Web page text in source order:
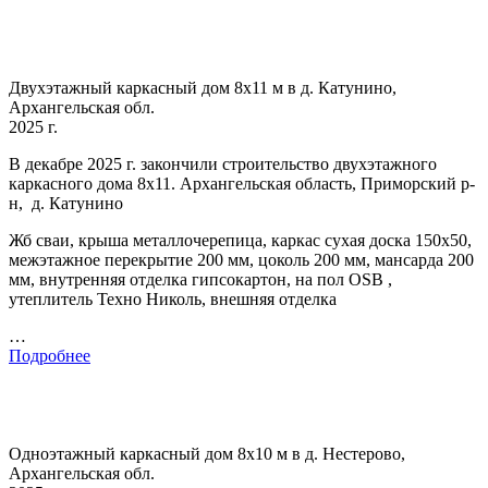
Двухэтажный каркасный дом 8х11 м в д. Катунино,
Архангельская обл.
2025 г.
В декабре 2025 г. закончили строительство двухэтажного
каркасного дома 8х11. Архангельская область, Приморский р-
н, д. Катунино
Жб сваи, крыша металлочерепица, каркас сухая доска 150х50,
межэтажное перекрытие 200 мм, цоколь 200 мм, мансарда 200
мм, внутренняя отделка гипсокартон, на пол OSB ,
утеплитель Техно Николь, внешняя отделка
…
Подробнее
Одноэтажный каркасный дом 8х10 м в д. Нестерово,
Архангельская обл.